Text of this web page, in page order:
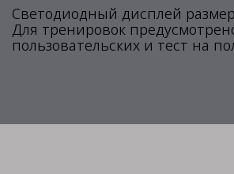
Светодиодный дисплей
Для тренировок
пользовательских и тест на